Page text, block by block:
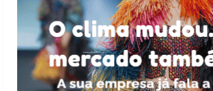
5
4 de agosto de 2026
Moda vende
produtos licenciados